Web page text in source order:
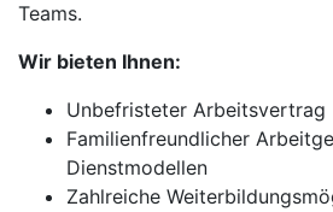
Teams.
Wir bieten Ihnen:
Unbefristeter Arbeitsvertrag
Familienfreundlicher
Dienstmodellen
Zahlreiche